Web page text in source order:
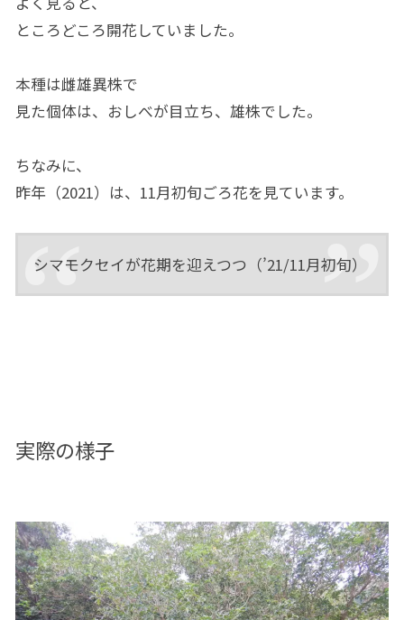
ところどころ開花していました。
本種は雌雄異株で
見た個体は、おしべが目立ち、雄株でした。
ちなみに、
昨年（2021）は、11月初旬ごろ花を見ています。
シマモクセイが花期を迎えつつ（’21/11月初旬）
実際の様子